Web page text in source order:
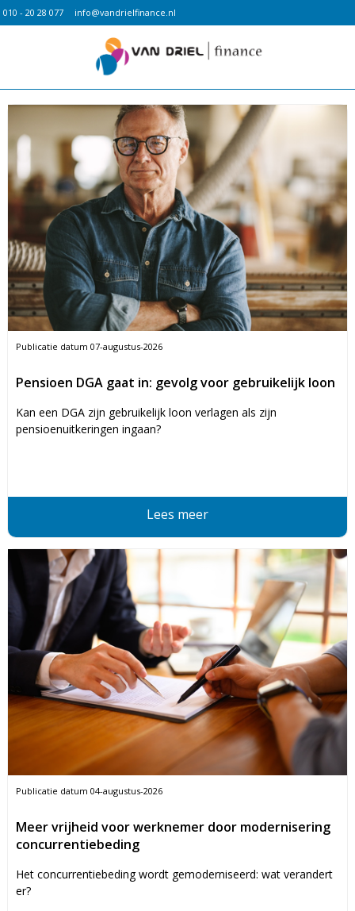
010 - 20 28 077 info@vandrielfinance.nl
Publicatie datum 07-augustus-2026
Pensioen DGA gaat in: gevolg voor gebruikelijk loon
Kan een DGA zijn gebruikelijk loon verlagen als zijn
pensioenuitkeringen ingaan?
Lees meer
Publicatie datum 04-augustus-2026
Meer vrijheid voor werknemer door modernisering
concurrentiebeding
Het concurrentiebeding wordt gemoderniseerd: wat verandert
er?